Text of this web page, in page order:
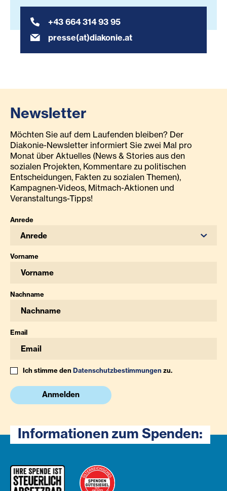
+43 664 314 93 95
presse(at)diakonie.at
Newsletter
Möchten Sie auf dem Laufenden bleiben? Der
Diakonie-Newsletter informiert Sie zwei Mal pro
Monat über Aktuelles (News & Stories aus den
sozialen Projekten, Kommentare zu politischen
Entscheidungen, Fakten zu sozialen Themen),
Kampagnen-Videos, Mitmach-Aktionen und
Veranstaltungs-Tipps!
Anrede
Anrede
Vorname
Nachname
Email
Ich stimme denDatenschutzbestimmungenzu.
Anmelden
Informationen zum Spenden: